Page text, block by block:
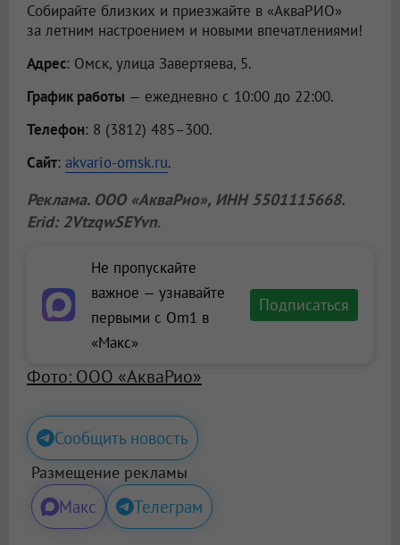
Собирайте близких и приезжайте в «АкваРИО»
за летним настроением и новыми впечатлениями!
Адрес: Омск, улица Завертяева, 5.
График работы — ежедневно с 10:00 до 22:00.
Телефон: 8 (3812) 485–300.
Сайт: akvario-omsk.ru.
Реклама. ООО «АкваРио», ИНН 5501115668.
Erid: 2VtzqwSEYvn.
Не пропускайте
важное — узнавайте
первыми с Om1 в
«Макс»
Подписаться
Фото: ООО «АкваРио»
Сообщить новость
Размещение рекламы
Макс Телеграм